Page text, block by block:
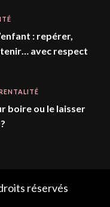
: repérer,
avec respect
boire ou le laisser
réservés